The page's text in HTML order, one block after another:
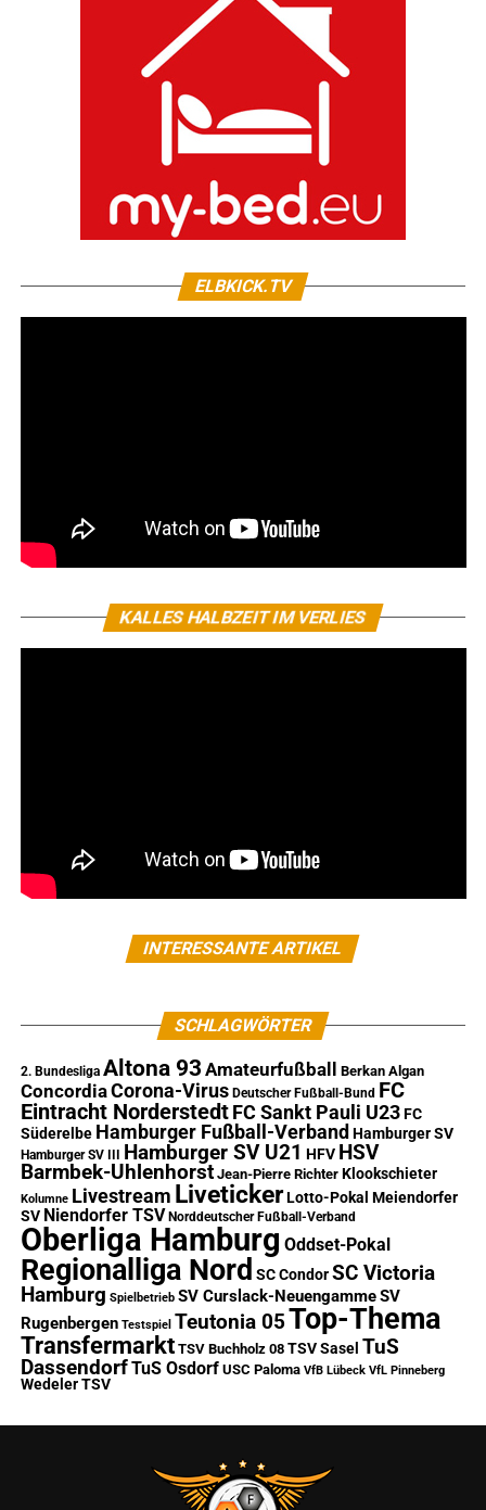
ELBKICK.TV
KALLES HALBZEIT IM VERLIES
INTERESSANTE ARTIKEL
SCHLAGWÖRTER
2. Bundesliga Altona 93 Amateurfußball Berkan Algan
ConcordiaCorona-Virus Deutscher Fußball-Bund FC
Eintracht Norderstedt FC Sankt Pauli U23 FC
Süderelbe Hamburger Fußball-Verband Hamburger SV
Hamburger SV III Hamburger SV U21 HFV HSV
Barmbek-Uhlenhorst Jean-Pierre Richter Klookschieter
Kolumne Livestream Liveticker Lotto-Pokal Meiendorfer
SV Niendorfer TSV Norddeutscher Fußball-Verband
Oberliga Hamburg Oddset-Pokal
Regionalliga Nord SC Condor SC Victoria
Hamburg Spielbetrieb SV Curslack-NeuengammeSV
Rugenbergen Testspiel Teutonia 05Top-Thema
Transfermarkt TSV Buchholz 08 TSV Sasel TuS
DassendorfTuS Osdorf USC Paloma VfB Lübeck VfL Pinneberg
Wedeler TSV